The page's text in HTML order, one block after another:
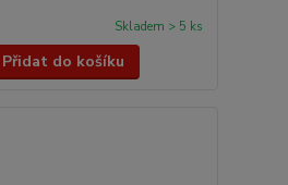
Skladem > 5 ks
Přidat do košíku